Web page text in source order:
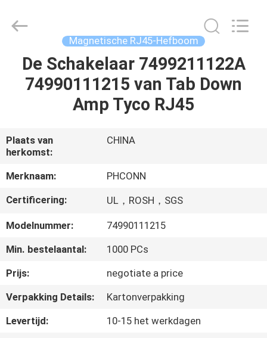
HUIS
PRODUCTEN
ONGEVEER
ONS
FABRIEKSREIS
CONTACTEER
ONS
Reserved.
Magnetische RJ45-Hefboom
De Schakelaar 7499211122A
74990111215 van Tab Down
Amp Tyco RJ45
Plaats van
herkomst:
CHINA
Merknaam:
PHCONN
Certificering:
UL，ROSH，SGS
Modelnummer:
74990111215
Min. bestelaantal:
1000 PCs
Prijs:
negotiate a price
Verpakking Details:
Kartonverpakking
Levertijd:
10-15 het werkdagen